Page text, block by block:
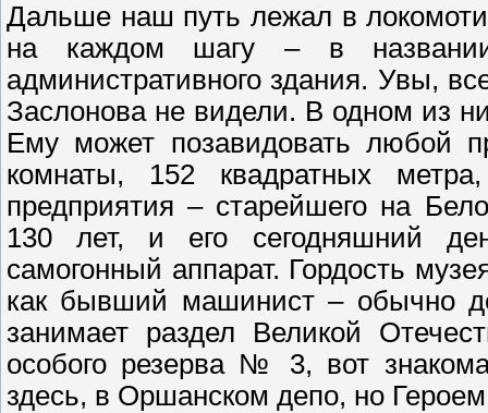
Дальше наш путь лежал в
на каждом шагу – в
административного здания. Увы,
Заслонова не видели. В одном из
Ему может позавидовать любой
комнаты, 152 квадратных
предприятия – старейшего на
130 лет, и его сегодняшний
самогонный аппарат. Гордость
как бывший машинист – обычно
занимает раздел Великой
особого резерва № 3, вот
здесь, в Оршанском депо, но